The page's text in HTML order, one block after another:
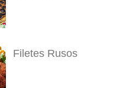
Filetes Rusos